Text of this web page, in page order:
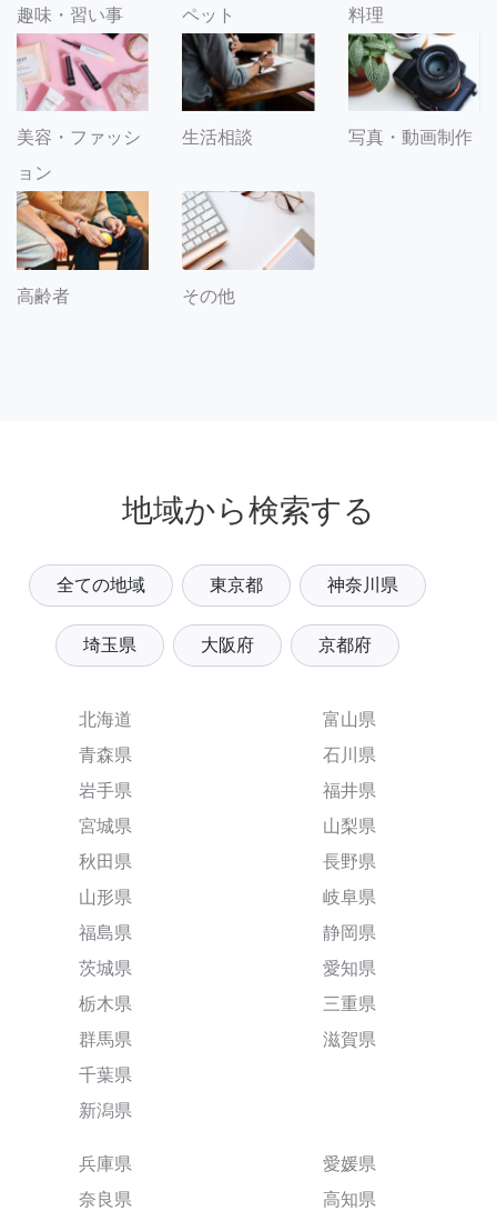
趣味・習い事 ペット 料理
美容・ファッシ
ョン
生活相談 写真・動画制作
高齢者 その他
地域から検索する
全ての地域 東京都 神奈川県
埼玉県 大阪府 京都府
北海道
青森県
岩手県
宮城県
秋田県
山形県
福島県
茨城県
栃木県
群馬県
千葉県
新潟県
富山県
石川県
福井県
山梨県
長野県
岐阜県
静岡県
愛知県
三重県
滋賀県
兵庫県
奈良県
愛媛県
高知県